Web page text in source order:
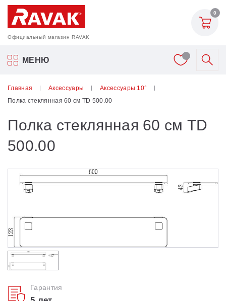
Официальный магазин RAVAK
0
МЕНЮ
Акриловые ванны Ravak
Унитазы и биде
Душевые двери
Поддоны для душа
Сиденья OVO для душевых уголков
Главная Аксессуары
Аксессуары 10°
Полка стеклянная 60 см TD 500.00
Полка стеклянная 60 см TD
500.00
Гарантия